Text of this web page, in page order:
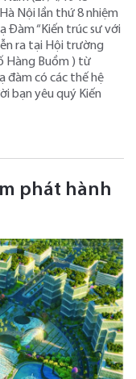
Nội lần thứ 8 nhiệm
Đàm “Kiến trúc sư với
ra tại Hội trường
Hàng Buồm ) từ
đàm có các thế hệ
bạn yêu quý Kiến
phát hành